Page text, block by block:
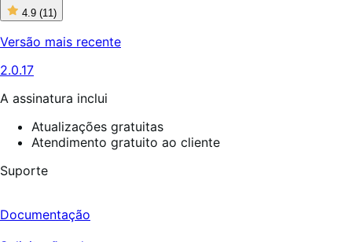
4.9 (11)
4
de
5
11
Versão mais recente
2.0.17
A assinatura inclui
Atualizações gratuitas
Atendimento gratuito ao cliente
Suporte
Documentação